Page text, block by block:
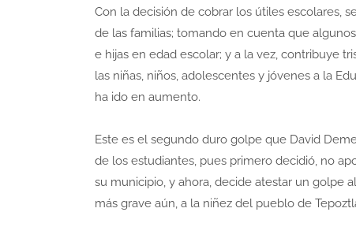
Con la decisión de cobrar los útiles escolares,
de las familias; tomando en cuenta que
e hijas en edad escolar; y a la vez, contribuye
las niñas, niños, adolescentes y jóvenes a la
ha ido en aumento.
Este es el segundo duro golpe que David
de los estudiantes, pues primero decidió, no
su municipio, y ahora, decide atestar un golpe
más grave aún, a la niñez del pueblo de